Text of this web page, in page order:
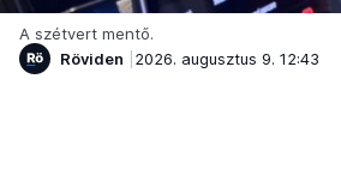
A szétvert mentő.
Röviden
2026. augusztus 9. 12:43